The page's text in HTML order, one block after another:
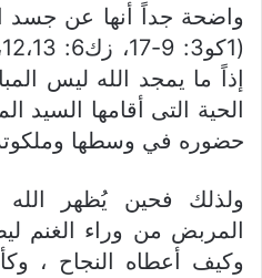
واضحة جداً أنها عن
إذاً ما يمجد الله ليس
الحية التى أقامها السيد
حضوره في وسطها
ولذلك فحين يُظهر
وكيف أعطاه النجاح ،